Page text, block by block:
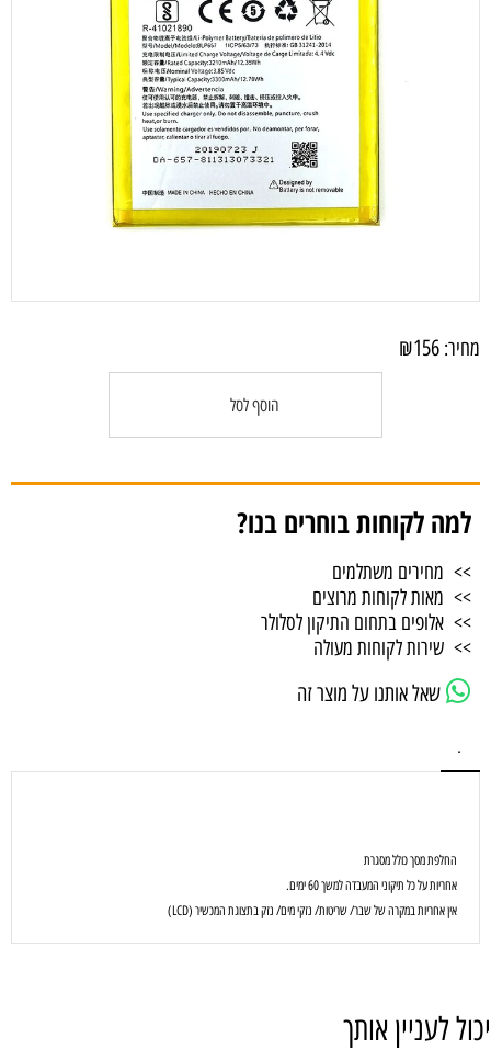
מחיר: ₪156
הוסף לסל
למה לקוחות בוחרים בנו?
>> מחירים משתלמים
>> מאות לקוחות מרוצים
>> אלופים בתחום התיקון לסלולר
>> שירות לקוחות מעולה
שאל אותנו על מוצר זה
.
החלפת מסך כולל מסגרת
אחריות על כל תיקוני המעבדה למשך 60 ימים.
אין אחריות במקרה של שבר/ שריטות/ נזקי מים/ נזק בתצוגת המכשיר (LCD)
יכול לעניין אותך